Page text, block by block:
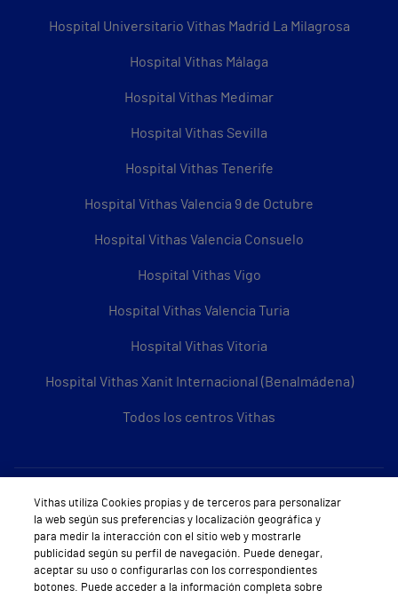
Hospital Universitario Vithas Madrid La Milagrosa
Hospital Vithas Málaga
Hospital Vithas Medimar
Hospital Vithas Sevilla
Hospital Vithas Tenerife
Hospital Vithas Valencia 9 de Octubre
Hospital Vithas Valencia Consuelo
Hospital Vithas Vigo
Hospital Vithas Valencia Turia
Hospital Vithas Vitoria
Hospital Vithas Xanit Internacional (Benalmádena)
Todos los centros Vithas
Sobre Vithas
Quiénes somos
Trabajar en Vithas
Vithas utiliza Cookies propias y de terceros para personalizar
la web según sus preferencias y localización geográfica y
para medir la interacción con el sitio web y mostrarle
publicidad según su perfil de navegación. Puede denegar,
aceptar su uso o configurarlas con los correspondientes
botones. Puede acceder a la información completa sobre